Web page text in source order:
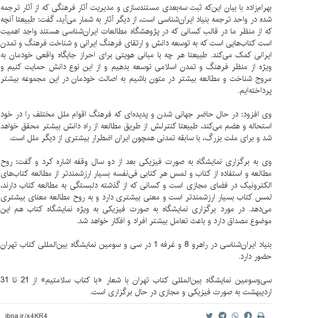
بهرام‌زاده با بیان این‌که ثبت سه‌بعدی مستندسازی و مدیریت آثار فرهنگی که از آثار ترجمه
شده در واحد ترجمه بنیاد ایران‌شناسی است، از دیگر آثار به شمار می‌آید، گفت: طبیعتا آنچه
که از منظر ما در قالب کسانی که در پژوهشگاه مطالعات ایران‌شناسی هستند واجد اهمیت
است کتاب‌هایی است که به توسعه دانش و ارتقای فرهنگ ایرانی و شناخت فرهنگ و تمدن
ایرانی کمک می‌کند. طبیعتا هر چه با مبانی هویتی برای احراز جایگاه واقعی خودمان به
ویژه از منظر فرهنگ و تمدن اسلامی توسعه بدهیم و از این نوع دانش حمایت کنیم و
مروج شناخت و مطالعه بیشتر در متون باشیم به اصالت خودمان در این مجموعه بیشتر
پرداخته‌ایم.
وی افزود: در حال حاضر جهانی شدن و پدیده‌ای که فرهنگ اقوام ملل مختلف را در خود
استحاله و هضم می‌کند، طبیعتا کنترلش از طریق مطالعه از راه دانش بیشتر محقق خواهد
شد و برای ملت بزرگ، با سابقه تمدنی همچون ایران اضطرار بیشتری از دیگر ملل است.
وی به برگزاری نمایشگاه به صورت فیزیکی بعد از دو سال وقفه اشاره کرد و گفت: روح
مطالعه و استفاده از کتاب و لمس هر کتابی فی‌نفسه بسیار ارزشمندتر از مطالعه کتاب‌های
الکترونیک در فضای مجازی است و کسانی که از گذشته دلبستگی به مطالعه کتاب دارند،
لمس کتاب بسیار ارزشمندتر است و معنی بیشتری دارد و به روح مطالعه معنای بیشتری
می‌دهد. در مورد برگزاری نمایشگاه به صورت فیزیکی به ویژه نمایشگاه کتاب هم این
موضوع مصداق دارد و باعث تعامل بیشتر افراد و افکار خواهد شد.
بنیاد ایران‌شناسی در راهرو 8 و غرفه 1 در سی و سومین نمایشگاه بین‌المللی کتاب تهران
حضور دارد.
سی‌وسومین نمایشگاه بین‌المللی کتاب تهران با شعار «با کتاب سلامتیم» از 21 تا 31
اردیبهشت به صورت فیزیکی و مجازی در حال برگزاری است.